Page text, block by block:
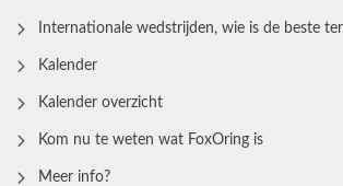
Internationale wedstrijden, wie is de beste
Kalender
Kalender overzicht
Kom nu te weten wat FoxOring is
Meer info?